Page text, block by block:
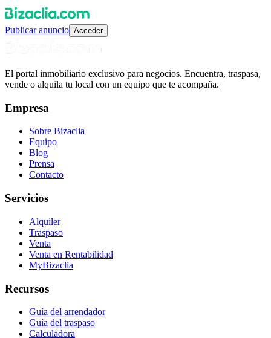
Publicar anuncio Acceder
El portal inmobiliario exclusivo para negocios. Encuentra, traspasa,
vende o alquila tu local con un equipo que te acompaña.
Empresa
Sobre Bizaclia
Equipo
Blog
Prensa
Contacto
Servicios
Alquiler
Traspaso
Venta
Venta en Rentabilidad
MyBizaclia
Recursos
Guía del arrendador
Guía del traspaso
Calculadora